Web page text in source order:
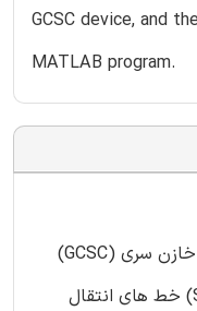
GCSC device, and
MATLAB program.
در این مقاله، اثر متدلوژی‌های کنترل خازن سری (GCSC)
روی مسائل تشدید زیرهمزمانی (SSR) خط های انتقال